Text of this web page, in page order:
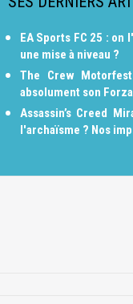
EA Sports FC 25 : on
une mise à niveau ?
The Crew
absolument son
Assassin’s Creed
l'archaïsme ? Nos